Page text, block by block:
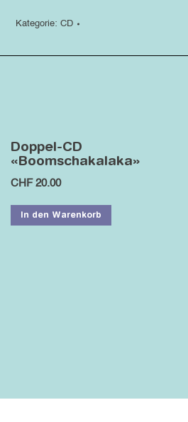
Welt»
Kategorie: CD
Doppel-CD
«Boomschakalaka»
CHF20.00
In den Warenkorb